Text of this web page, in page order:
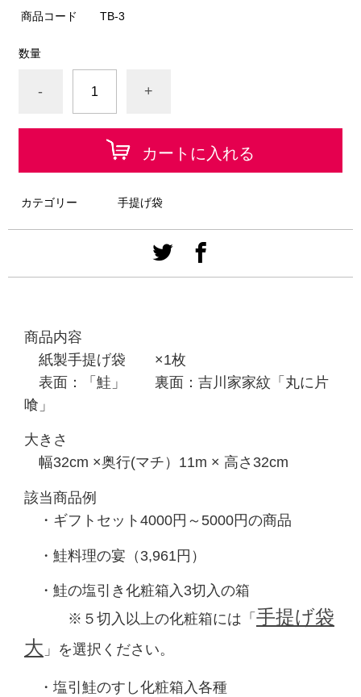
商品コード TB-3
数量
- +
カートに入れる
カテゴリー 手提げ袋
商品内容
紙製手提げ袋 ×1枚
表面：「鮭」 裏面：吉川家家紋「丸に片
喰」
大きさ
幅32cm ×奥行(マチ）11m × 高さ32cm
該当商品例
・ ギフトセット4000円～5000円の商品
・ 鮭料理の宴（3,961円）
・ 鮭の塩引き化粧箱入3切入の箱
※５切入以上の化粧箱には「 手提げ袋
大 」を選択ください。
・ 塩引鮭のすし化粧箱入各種